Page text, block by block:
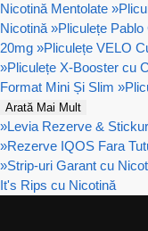
Nicotină Mentolate »
Nicotină »Pliculețe
20mg »Pliculețe VELO
»Pliculețe X-Booster cu
Format Mini Și Slim »
Arată Mai Mult
»Levia Rezerve &
»Rezerve IQOS Fara
»Strip-uri Garant cu
It's Rips cu Nicotină